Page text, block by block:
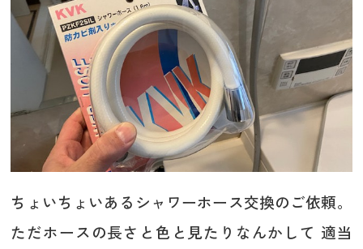
ちょいちょいあるシャワーホース交換のご依頼。
ただホースの長さと色と見たりなんかして 適当